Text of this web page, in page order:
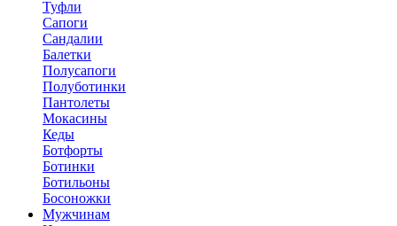
Туфли
Сапоги
Сандалии
Балетки
Полусапоги
Полуботинки
Пантолеты
Мокасины
Кеды
Ботфорты
Ботинки
Ботильоны
Босоножки
Мужчинам